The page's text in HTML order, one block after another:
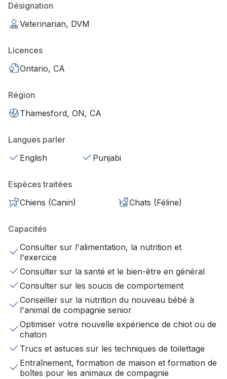
Désignation
Veterinarian, DVM
Licences
Ontario, CA
Région
Thamesford, ON, CA
Langues parler
English
Punjabi
Espèces traitées
Chiens (Canin)
Chats (Féline)
Capacités
Consulter sur l'alimentation, la nutrition et
l'exercice
Consulter sur la santé et le bien-être en général
Consulter sur les soucis de comportement
Conseiller sur la nutrition du nouveau bébé à
l'animal de compagnie senior
Optimiser votre nouvelle expérience de chiot ou de
chaton
Trucs et astuces sur les techniques de toilettage
Entraînement, formation de maison et formation de
boîtes pour les animaux de compagnie